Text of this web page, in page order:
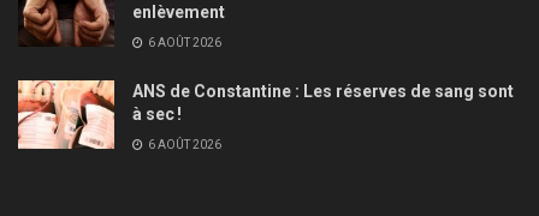
enlèvement
6 AOÛT 2026
ANS de Constantine : Les réserves de sang sont
à sec !
6 AOÛT 2026